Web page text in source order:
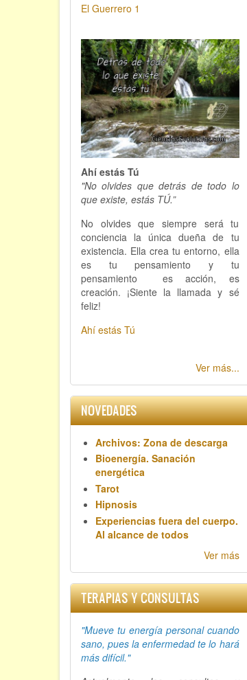
El Guerrero 1
Ahí estás Tú
"No olvides que detrás de todo lo
que existe, estás TÚ.”
No olvides que siempre será tu
conciencia la única dueña de tu
existencia. Ella crea tu entorno, ella
es tu pensamiento y tu
pensamiento es acción, es
creación. ¡Siente la llamada y sé
feliz!
Ahí estás Tú
Ver más...
NOVEDADES
Archivos: Zona de descarga
Bioenergía. Sanación
energética
Tarot
Hipnosis
Experiencias fuera del cuerpo.
Al alcance de todos
Ver más
TERAPIAS Y CONSULTAS
"Mueve tu energía personal cuando
sano, pues la enfermedad te lo hará
más difícil."